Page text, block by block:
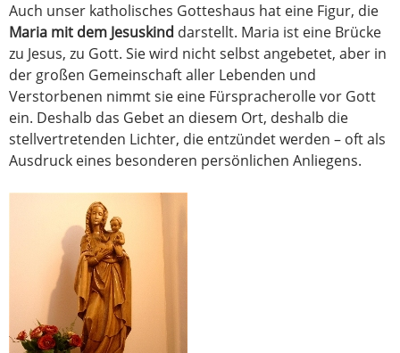
Auch unser katholisches Gotteshaus hat eine Figur, die
Maria mit dem Jesuskind darstellt. Maria ist eine Brücke
zu Jesus, zu Gott. Sie wird nicht selbst angebetet, aber in
der großen Gemeinschaft aller Lebenden und
Verstorbenen nimmt sie eine Fürspracherolle vor Gott
ein. Deshalb das Gebet an diesem Ort, deshalb die
stellvertretenden Lichter, die entzündet werden – oft als
Ausdruck eines besonderen persönlichen Anliegens.